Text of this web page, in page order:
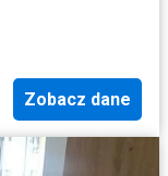
Zobacz dane